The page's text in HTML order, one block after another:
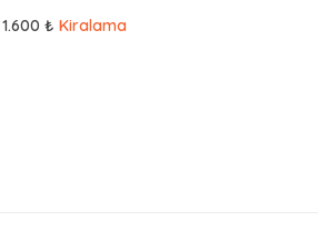
1.600 ₺ Kiralama